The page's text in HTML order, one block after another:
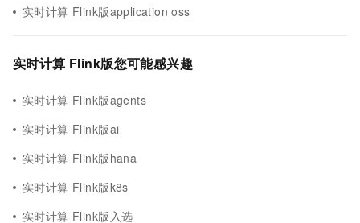
实时计算 Flink版application oss
实时计算 Flink版您可能感兴趣
实时计算 Flink版agents
实时计算 Flink版ai
实时计算 Flink版hana
实时计算 Flink版k8s
实时计算 Flink版入选